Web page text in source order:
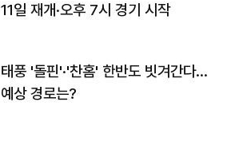
11일 재개·오후 7시 경기 시작
태풍 '돌핀'·'찬홈' 한반도 빗겨간다…
예상 경로는?